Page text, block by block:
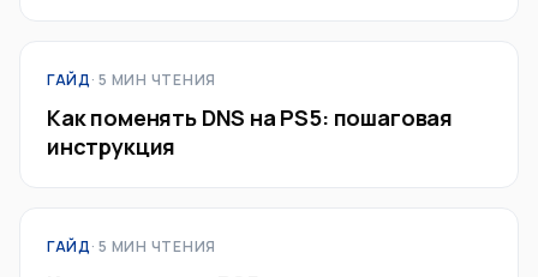
ГАЙД· 5 МИН ЧТЕНИЯ
Как поменять DNS на PS5: пошаговая
инструкция
ГАЙД· 5 МИН ЧТЕНИЯ